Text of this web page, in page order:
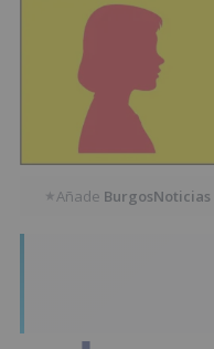
★Añade BurgosNoticias